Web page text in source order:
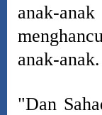
anak-
anak-
"Dan